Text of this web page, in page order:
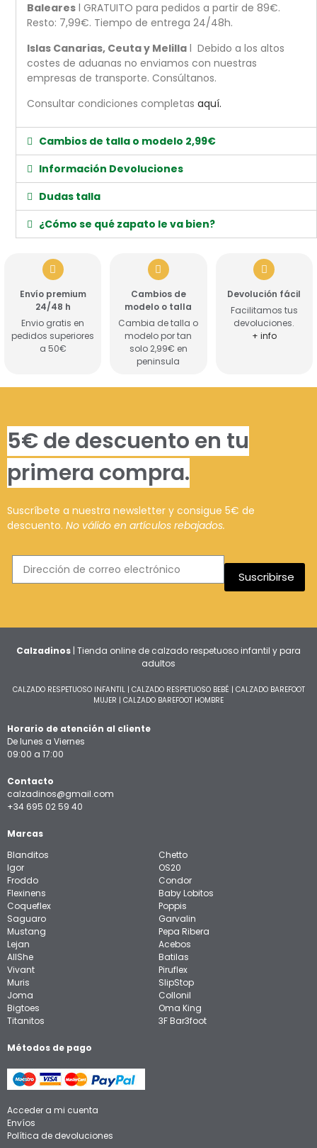
Baleares l GRATUITO para pedidos a partir de 89€.
Resto: 7,99€. Tiempo de entrega 24/48h.
Islas Canarias, Ceuta y Melilla l Debido a los altos
costes de aduanas no enviamos con nuestras
empresas de transporte. Consúltanos.
Consultar condiciones completasaquí.
Cambios de talla o modelo 2,99€
Información Devoluciones
Dudas talla
¿Cómo se qué zapato le va bien?
Envío premium
24/48 h
Envio gratis en
pedidos superiores
a 50€
Cambios de
modelo o talla
Cambia de talla o
modelo por tan
solo 2,99€ en
peninsula
Devolución fácil
Facilitamos tus
devoluciones.
+ info
5€ de descuento en tu
primera compra.
Suscríbete a nuestra newsletter y consigue 5€ de
descuento. No válido en artículos rebajados.
Suscribirse
Calzadinos | Tienda online de calzado respetuoso infantil y para
adultos
CALZADO RESPETUOSO INFANTIL| CALZADO RESPETUOSO BEBÉ | CALZADO BAREFOOT
MUJER | CALZADO BAREFOOT HOMBRE
Horario de atención al cliente
De lunes a Viernes
09:00 a 17:00
Contacto
calzadinos@gmail.com
+34 695 02 59 40
Marcas
Blanditos
Igor
Froddo
Flexinens
Coqueflex
Saguaro
Mustang
Lejan
AllShe
Vivant
Muris
Joma
Bigtoes
Titanitos
Chetto
OS20
Condor
Baby Lobitos
Poppis
Garvalin
Pepa Ribera
Acebos
Batilas
Piruflex
SlipStop
Collonil
Oma King
3F Bar3foot
Métodos de pago
Acceder a mi cuenta
Envíos
Política de devoluciones